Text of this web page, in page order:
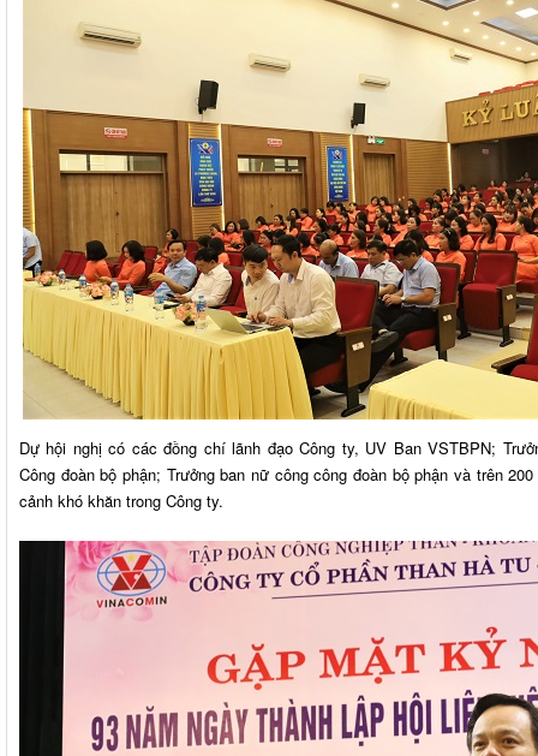
Dự hội nghị có các đồng chí lãnh đạo Công ty, UV Ban VSTBPN;
Công đoàn bộ phận; Trưởng ban nữ công công đoàn bộ phận và trên
cảnh khó khăn trong Công ty.